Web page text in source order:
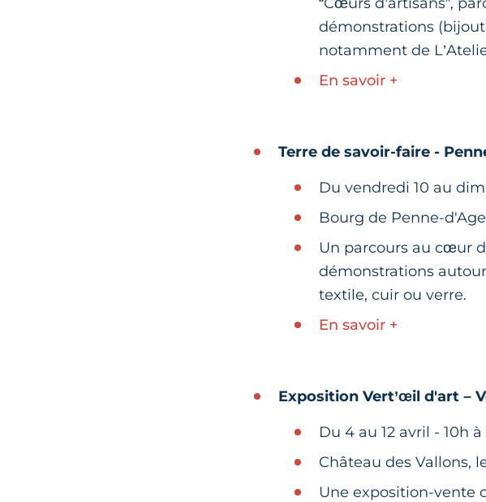
démonstrations
notamment de
En savoir +
Terre de savoir-faire -
Du vendredi 10 au
Bourg de Penne-
Un parcours au cœur
démonstrations
textile, cuir ou verre.
En savoir +
Exposition Vert’œil d'art –
Du 4 au 12 avril - 10h à
Château des Vallons,
Une exposition-vente